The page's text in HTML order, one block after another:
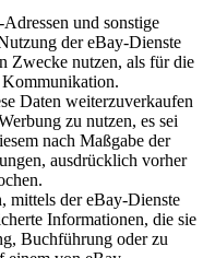
und sonstige
der eBay-Dienste
Zwecke nutzen, als für die
Daten weiterzuverkaufen
zu nutzen, es sei
nach Maßgabe der
ausdrücklich vorher
mittels der eBay-Dienste
Informationen, die sie
Buchführung oder zu